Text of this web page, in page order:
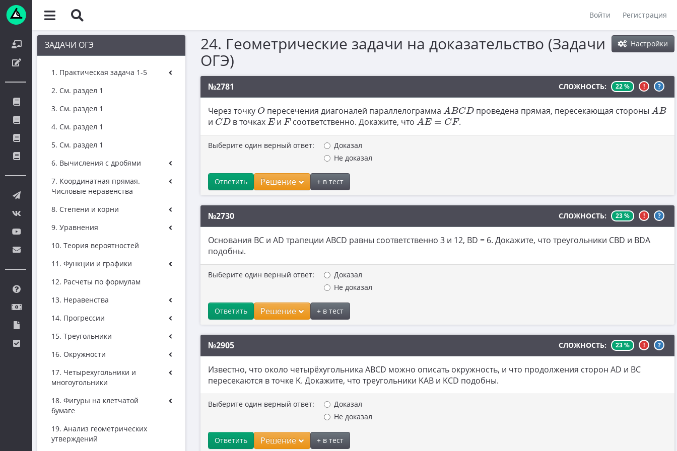
Войти Регистрация
ЗАДАЧИ ОГЭ
1. Практическая задача 1-5
2. См. раздел 1
3. См. раздел 1
4. См. раздел 1
5. См. раздел 1
6. Вычисления с дробями
7. Координатная прямая.
Числовые неравенства
8. Степени и корни
9. Уравнения
10. Теория вероятностей
11. Функции и графики
12. Расчеты по формулам
13. Неравенства
14. Прогрессии
15. Треугольники
16. Окружности
17. Четырехугольники и
многоугольники
18. Фигуры на клетчатой
бумаге
19. Анализ геометрических
утверждений
Настройки
24. Геометрические задачи на доказательство (Задачи
ОГЭ)
№2781 СЛОЖНОСТЬ: 22 % ! ?
Через точку O
Oпересечения диагоналей параллелограмма ABCD
ABCD проведена прямая, пересекающая стороны AB
AB
и CD
CD в точках E
EиF
Fсоответственно. Докажите, чтоAE = CF
AE=CF .
Выберите один верный ответ:
Доказал
Не доказал
Ответить Решение + в тест
№2730 СЛОЖНОСТЬ: 23 % ! ?
Основания BC и AD трапеции ABCD равны соответственно 3 и 12, BD = 6. Докажите, что треугольники CBD и BDA
подобны.
Выберите один верный ответ:
Доказал
Не доказал
Ответить Решение + в тест
№2905 СЛОЖНОСТЬ: 23 % ! ?
Известно, что около четырёхугольника ABCD можно описать окружность, и что продолжения сторон AD и BC
пересекаются в точке K. Докажите, что треугольники KAB и KCD подобны.
Выберите один верный ответ:
Доказал
Не доказал
Ответить Решение + в тест